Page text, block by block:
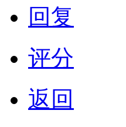
回复
评分
返回